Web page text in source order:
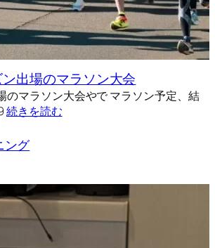
出場のマラソン大会
のマラソン大会やで マラソン予定、結
続きを読む
ング